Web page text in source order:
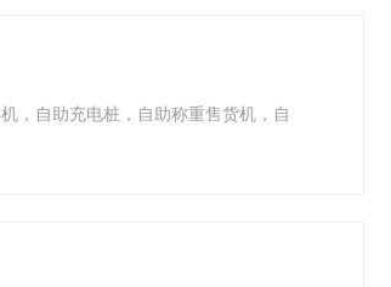
，自助充电桩，自助称重售货机，自